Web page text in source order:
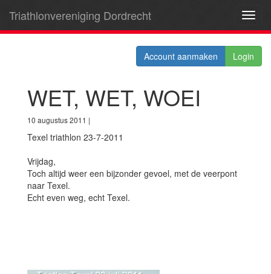
Triathlonvereniging Dordrecht
Account aanmaken Login
WET, WET, WOEI
10 augustus 2011 |
Texel triathlon 23-7-2011
Vrijdag,
Toch altijd weer een bijzonder gevoel, met de veerpont
naar Texel.
Echt even weg, echt Texel.